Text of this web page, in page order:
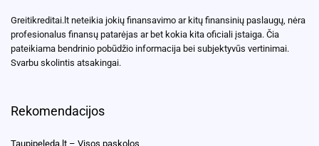
Greitikreditai.lt neteikia jokių finansavimo ar kitų finansinių paslaugų, nėra
profesionalus finansų patarėjas ar bet kokia kita oficiali įstaiga. Čia
pateikiama bendrinio pobūdžio informacija bei subjektyvūs vertinimai.
Svarbu skolintis atsakingai.
Rekomendacijos
Taupipeleda.lt – Visos paskolos